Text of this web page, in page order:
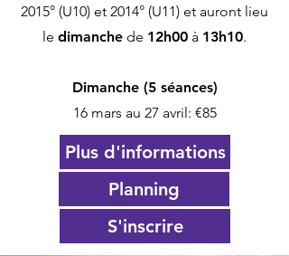
2015° (U10) et 2014° (U11) et auront lieu
le dimanche de 12h00 à 13h10.
Dimanche (5 séances)
16 mars au 27 avril: €85
Plus d'informations
Planning
S'inscrire